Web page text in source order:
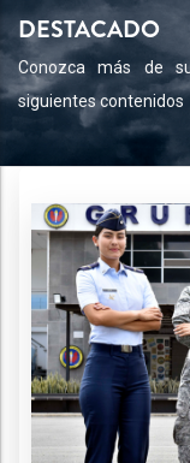
DESTACADO
Conozca más de
siguientes contenidos